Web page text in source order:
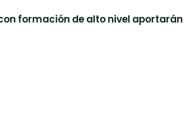
formación de alto nivel aportarán